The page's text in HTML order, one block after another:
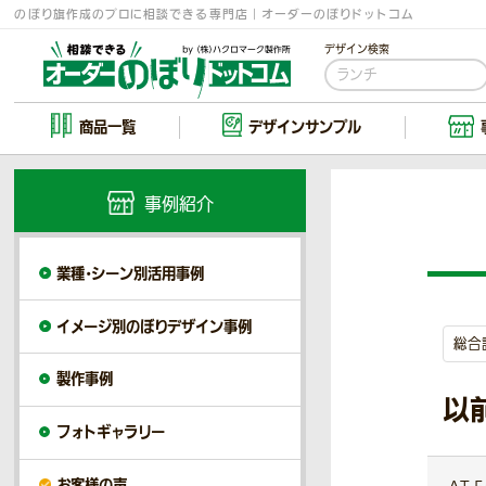
のぼり旗作成のプロに相談できる専門店｜オーダーのぼりドットコム
デザイン検索
商品一覧 デザインサンプル
総合
以
事例紹介
業種・シーン別活用事例
イメージ別のぼりデザイン事例
製作事例
フォトギャラリー